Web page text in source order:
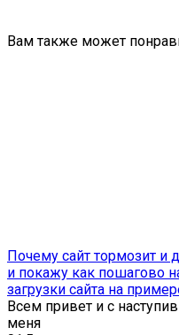
Вам также может
Почему сайт тормозит и
и покажу как пошагово
загрузки сайта на
Всем привет и с
меня